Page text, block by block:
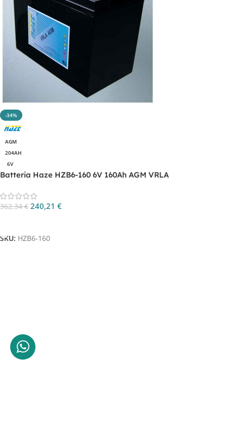
-34%
AGM
204AH
6V
Batteria Haze HZB6-160 6V 160Ah AGM VRLA
362,34€ 240,21 €
SKU: HZB6-160